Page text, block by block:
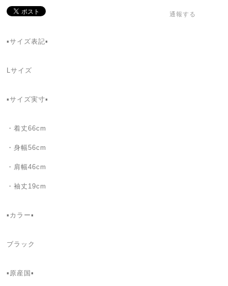
通報する
▪️サイズ表記▪️
Lサイズ
▪️サイズ実寸▪️
・着丈66cm
・身幅56cm
・肩幅46cm
・袖丈19cm
▪️カラー▪️
ブラック
▪️原産国▪️